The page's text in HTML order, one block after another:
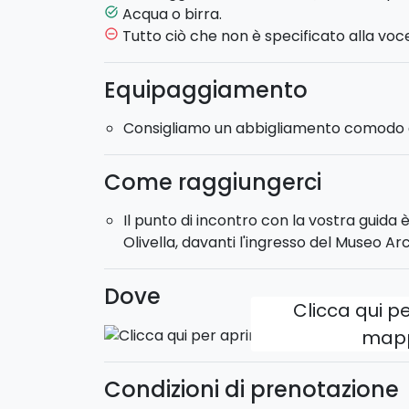
città. Il walking tour si snoda attraverso
strade più note di Palermo, ma anche tra
Assaggerete diversi cibi da strada come
Le specialità culinarie verranno
ambulanti e taverne palermitane, tutti
Le attrazioni storiche che incontrerete
del Capo, Chiesa dell’Immacolata
mercato della Vucciria, Quattro Canti e il
Meeting point:
ore 10:30 (per i croceristi
Fine tour:ore 13:30
task_alt Acqua o birra.
remove_circle_outline Tutto ciò che non è specificato alla
Equipaggiamento
Consigliamo un abbigliamento
Come raggiungerci
Il punto di incontro con la vostra guida
Olivella, davanti l'ingresso del Museo
Dove
Clicca qui
Condizioni di prenotazione